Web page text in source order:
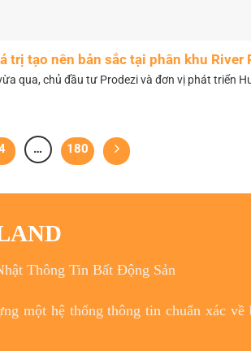
trị tạo nên bản sắc tại phân khu River
qua, chủ đầu tư Prodezi và đơn vị phát triển
… 180
Thông Tin Bất Động Sản
một hệ thống thông tin chuẩn xác